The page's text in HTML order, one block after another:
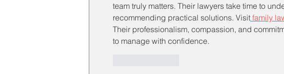
team truly matters. Their lawyers take time to
recommending practical solutions. Visit family
Their professionalism, compassion, and
to manage with confidence.